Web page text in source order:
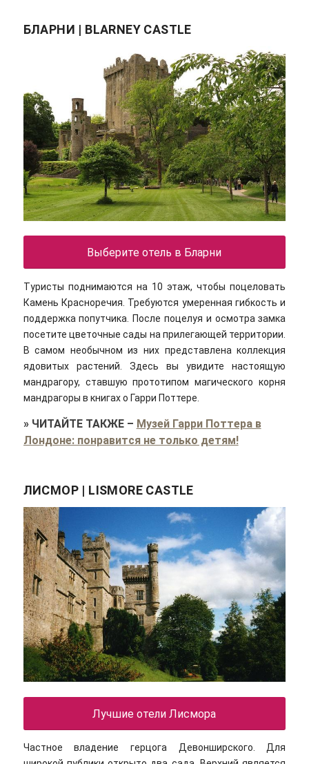
БЛАРНИ | BLARNEY CASTLE
Выберите отель в Бларни
Туристы поднимаются на 10 этаж, чтобы поцеловать
Камень Красноречия. Требуются умеренная гибкость и
поддержка попутчика. После поцелуя и осмотра замка
посетите цветочные сады на прилегающей территории.
В самом необычном из них представлена коллекция
ядовитых растений. Здесь вы увидите настоящую
мандрагору, ставшую прототипом магического корня
мандрагоры в книгах о Гарри Поттере.
» ЧИТАЙТЕ ТАКЖЕ– Музей Гарри Поттера в
Лондоне: понравится не только детям!
ЛИСМОР | LISMORE CASTLE
Лучшие отели Лисмора
Частное владение герцога Девонширского. Для